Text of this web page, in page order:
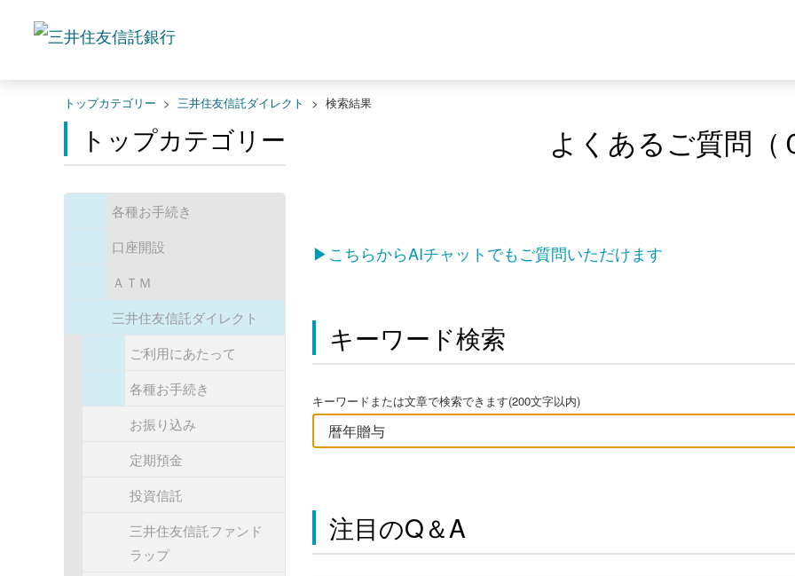
トップカテゴリー > 三井住友信託ダイレクト > 検索結果
トップカテゴリー
各種お手続き
口座開設
ＡＴＭ
三井住友信託ダイレクト
ご利用にあたって
各種お手続き
お振り込み
定期預金
投資信託
三井住友信託ファンド
ラップ
よくあるご質問（
▶こちらからAIチャットでもご質問いただけます
キーワード検索
キーワードまたは文章で検索できます(200文字以内)
注目のQ＆A